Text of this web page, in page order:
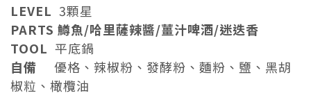
LEVEL 3顆星
PARTS 鱒魚/哈里薩辣醬/薑汁啤酒/迷迭香
TOOL 平底鍋
自備 優格、辣椒粉、發酵粉、麵粉、鹽、黑胡
椒粒、橄欖油